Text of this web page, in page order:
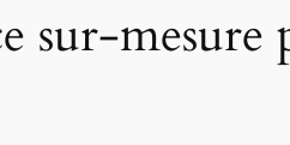
sur-